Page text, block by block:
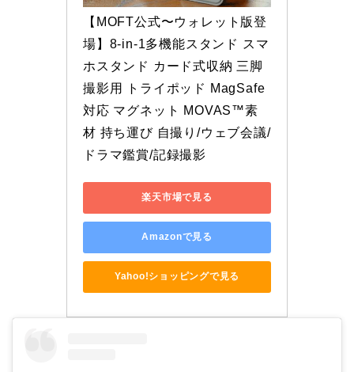
【MOFT公式〜ウォレット版登
場】8-in-1多機能スタンド スマ
ホスタンド カード式収納 三脚
撮影用 トライポッド MagSafe
対応 マグネット MOVAS™素
材 持ち運び 自撮り/ウェブ会議/
ドラマ鑑賞/記録撮影
楽天市場で見る
Amazonで見る
Yahoo!ショッピングで見る